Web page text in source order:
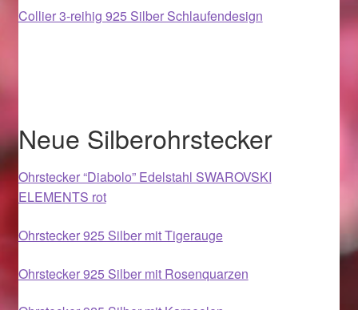
Impressum
Karneval 2020 – Schmuck zu Fasching & Co.
Kasse
Magisches und Festliches zu Halloween
Collier 3-reihig 925 Silber Schlaufendesign
Neue Silberohrstecker
Ohrstecker “Diabolo” Edelstahl SWAROVSKI
ELEMENTS rot
Ohrstecker 925 Silber mit Tigerauge
Ohrstecker 925 Silber mit Rosenquarzen